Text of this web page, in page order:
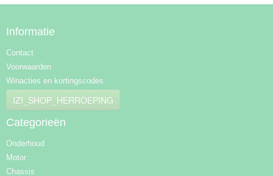
Informatie
Contact
Voorwaarden
Winacties en kortingscodes
IZI_SHOP_HERROEPING
Categorieën
Onderhoud
Motor
Chassis